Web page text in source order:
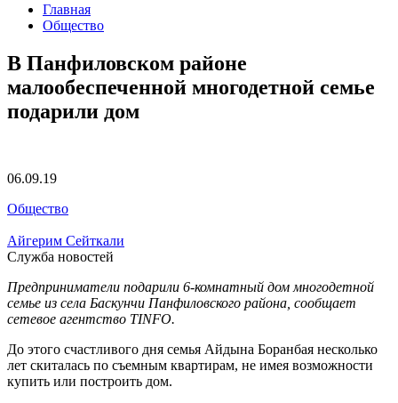
Главная
Общество
В Панфиловском районе
малообеспеченной многодетной семье
подарили дом
06.09.19
Общество
Айгерим Сейткали
Служба новостей
Предприниматели подарили 6-комнатный дом многодетной
семье из села Баскунчи Панфиловского района, сообщает
сетевое агентство TINFO.
До этого счастливого дня семья Айдына Боранбая несколько
лет скиталась по съемным квартирам, не имея возможности
купить или построить дом.